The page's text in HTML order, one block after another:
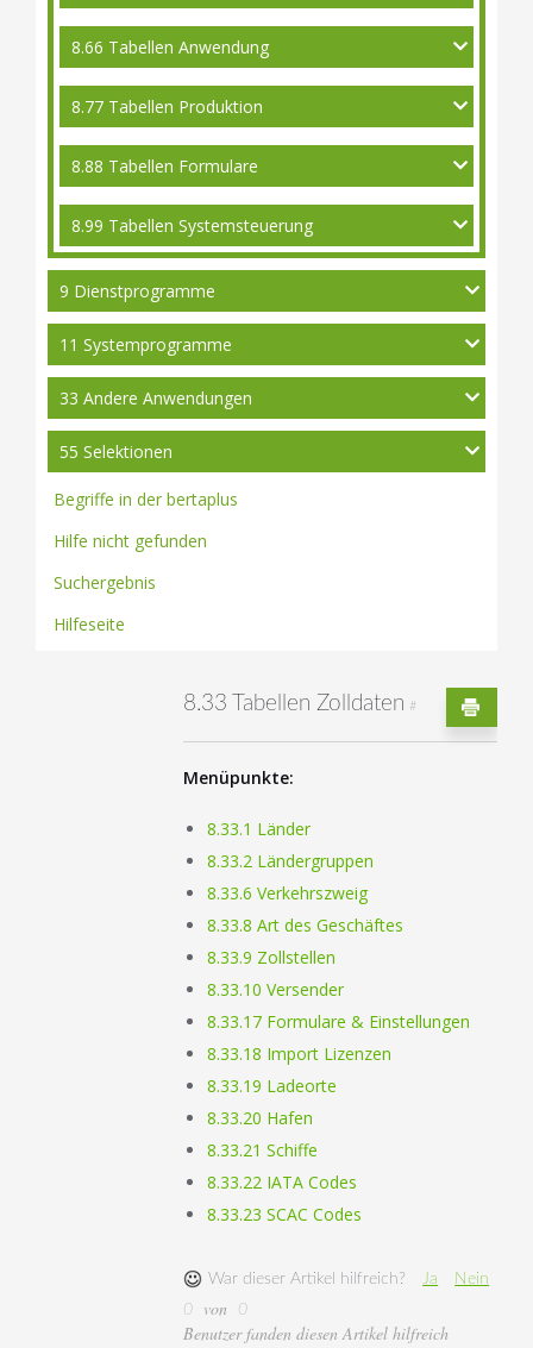
8.66 Tabellen Anwendung
8.77 Tabellen Produktion
8.88 Tabellen Formulare
8.99 Tabellen Systemsteuerung
9 Dienstprogramme
11 Systemprogramme
33 Andere Anwendungen
55 Selektionen
Begriffe in der bertaplus
Hilfe nicht gefunden
Suchergebnis
Hilfeseite
8.33 Tabellen Zolldaten #
Menüpunkte:
8.33.1 Länder
8.33.2 Ländergruppen
8.33.6 Verkehrszweig
8.33.8 Art des Geschäftes
8.33.9 Zollstellen
8.33.10 Versender
8.33.17 Formulare & Einstellungen
8.33.18 Import Lizenzen
8.33.19 Ladeorte
8.33.20 Hafen
8.33.21 Schiffe
8.33.22 IATA Codes
8.33.23 SCAC Codes
War dieser Artikel hilfreich? Ja
Nein
0
von 0
Benutzer fanden diesen Artikel hilfreich